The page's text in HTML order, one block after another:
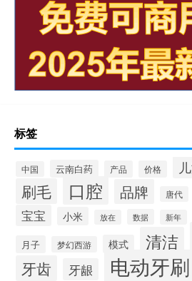
标签
中国 云南白药 产品 价格
刷毛 口腔 品牌 唐代
宝宝 小米 放在 数据 新年
月子 梦幻西游 模式 清洁
牙齿 牙龈 电动牙刷